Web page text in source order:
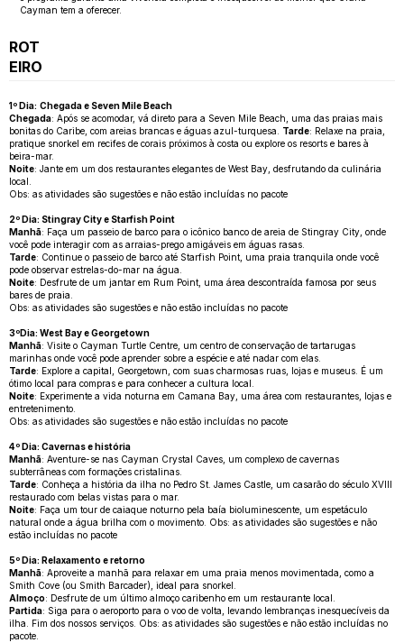
Cayman tem a oferecer.
ROT
EIRO
1º Dia: Chegada e Seven Mile Beach
Chegada: Após se acomodar, vá direto para a Seven Mile Beach, uma das praias mais
bonitas do Caribe, com areias brancas e águas azul-turquesa. Tarde: Relaxe na praia,
pratique snorkel em recifes de corais próximos à costa ou explore os resorts e bares à
beira-mar.
Noite: Jante em um dos restaurantes elegantes de West Bay, desfrutando da culinária
local.
Obs: as atividades são sugestões e não estão incluídas no pacote
2º Dia: Stingray City e Starfish Point
Manhã: Faça um passeio de barco para o icônico banco de areia de Stingray City, onde
você pode interagir com as arraias-prego amigáveis em águas rasas.
Tarde: Continue o passeio de barco até Starfish Point, uma praia tranquila onde você
pode observar estrelas-do-mar na água.
Noite: Desfrute de um jantar em Rum Point, uma área descontraída famosa por seus
bares de praia.
Obs: as atividades são sugestões e não estão incluídas no pacote
3ºDia: West Bay e Georgetown
Manhã: Visite o Cayman Turtle Centre, um centro de conservação de tartarugas
marinhas onde você pode aprender sobre a espécie e até nadar com elas.
Tarde: Explore a capital, Georgetown, com suas charmosas ruas, lojas e museus. É um
ótimo local para compras e para conhecer a cultura local.
Noite: Experimente a vida noturna em Camana Bay, uma área com restaurantes, lojas e
entretenimento.
Obs: as atividades são sugestões e não estão incluídas no pacote
4º Dia: Cavernas e história
Manhã: Aventure-se nas Cayman Crystal Caves, um complexo de cavernas
subterrâneas com formações cristalinas.
Tarde: Conheça a história da ilha no Pedro St. James Castle, um casarão do século XVIII
restaurado com belas vistas para o mar.
Noite: Faça um tour de caiaque noturno pela baía bioluminescente, um espetáculo
natural onde a água brilha com o movimento. Obs: as atividades são sugestões e não
estão incluídas no pacote
5º Dia: Relaxamento e retorno
Manhã: Aproveite a manhã para relaxar em uma praia menos movimentada, como a
Smith Cove (ou Smith Barcader), ideal para snorkel.
Almoço: Desfrute de um último almoço caribenho em um restaurante local.
Partida: Siga para o aeroporto para o voo de volta, levando lembranças inesquecíveis da
ilha. Fim dos nossos serviços. Obs: as atividades são sugestões e não estão incluídas no
pacote.